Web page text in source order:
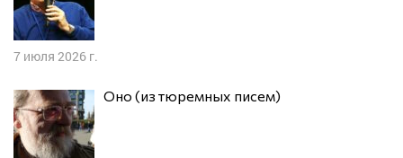
7 июля 2026 г.
Оно (из тюремных писем)